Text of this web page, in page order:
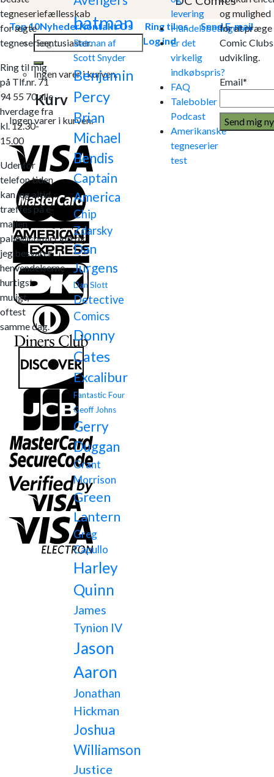
Top 10NyhederKontakt Os Ring til os
Send E-mail
Søg
efter:
Log ind
Ingen varer i kurven.
Kurv
Ingen varer i kurven.
tegneseriefællesskab
for ægte
tegneserieentusiaster.
Ring til mig
på Tlf.nr. 71
94 55 70 alle
hverdage fra
kl. 12.30-
15.00
Udenfor
telefon tiden
kan jeg altid
træffes på e-
mailen
palle@comicclub.dk
jeg besvarer
henvendelserne
hurtigst
muligt,
oftest
samme dag.
batman
Batman af
Scott Snyder
Benjamin
Percy
Brian
Michael
Bendis
Captain
America
Chip
Zdarsky
Dan
Jurgens
Dan Slott
Detective
Comics
Donny
Cates
Excalibur
Fantastic Four
Geoff Johns
Gerry
Duggan
Grant
Morrison
Green
Lantern
Greg
Capullo
Harley
Quinn
James
Tynion IV
Jason
Aaron
Jonathan
Hickman
Joshua
Williamson
Justice
levering
Handelsbetingelser
Er det
virkelig
indkøbspris?
FAQ
Talebobler
Podcast
Amerikanske
tegneserier
test
og mulighed
for at præge
Comic Clubs
udvikling.
Email*